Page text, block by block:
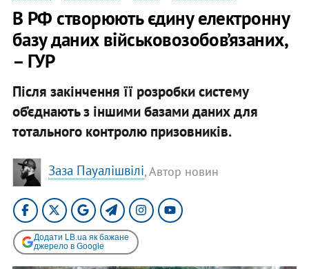
В РФ створюють єдину електронну
базу даних військовозобов’язаних,
– ГУР
Після закінчення її розробки систему
об’єднають з іншими базами даних для
тотального контролю призовників.
Заза Пауалішвілі, Автор новин
Додати LB.ua як бажане
джерело в Google